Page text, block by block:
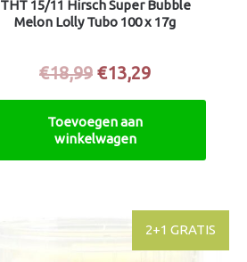
THT 15/11 Hirsch Super Bubble
Melon Lolly Tubo 100 x 17g
€18,99 €13,29
Toevoegen aan
winkelwagen
2+1 GRATIS